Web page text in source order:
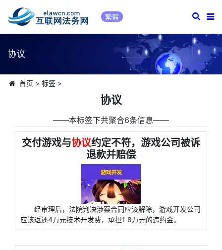
繁體
协议
首页 > 标签>
协议
――本标签下共聚合6条信息――
交付游戏与协议约定不符，游戏公司被诉
退款并赔偿
经审理后，法院判决涉案合同应该解除，游戏开发公司
应该返还4万元技术开发费，承担1 8万元的违约金。